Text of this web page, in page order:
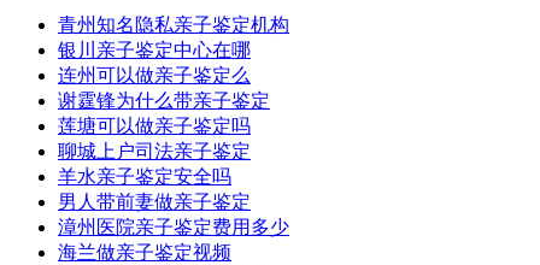
青州知名隐私亲子鉴定机构
银川亲子鉴定中心在哪
连州可以做亲子鉴定么
谢霆锋为什么带亲子鉴定
莲塘可以做亲子鉴定吗
聊城上户司法亲子鉴定
羊水亲子鉴定安全吗
男人带前妻做亲子鉴定
漳州医院亲子鉴定费用多少
海兰做亲子鉴定视频